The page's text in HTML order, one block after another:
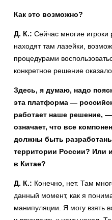
Как это возможно?
Д. К.: Сейчас многие
находят там лазейки,
процедурами
конкретное решение
Здесь, я думаю, надо
эта платформа —
работает наше решение,
означает, что все
должны быть
территории России? Или
в Китае?
Д. К.: Конечно, нет. Там
данный момент, как я
манипуляции. Я могу взять